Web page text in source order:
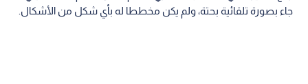
جاء بصورة تلقائية بحتة، ولم يكن مخططا له بأي شكل من الأشكال.